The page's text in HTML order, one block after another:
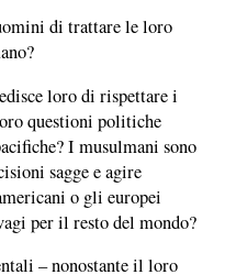
di trattare le loro
loro di rispettare i
questioni politiche
I musulmani sono
sagge e agire
o gli europei
per il resto del mondo?
– nonostante il loro